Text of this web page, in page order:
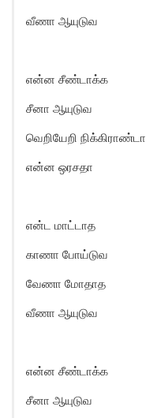
வீணா ஆயுடுவ
என்ன சீண்டாக்க
சீனா ஆயுடுவ
வெறியேறி நிக்கிராண்டா
என்ன ஒரசதா
என்ட மாட்டாத
காணா போய்டுவ
வேணா மோதாத
வீணா ஆயுடுவ
என்ன சீண்டாக்க
சீனா ஆயுடுவ